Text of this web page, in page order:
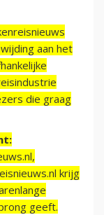
aan het
die graag
krijg
geeft.